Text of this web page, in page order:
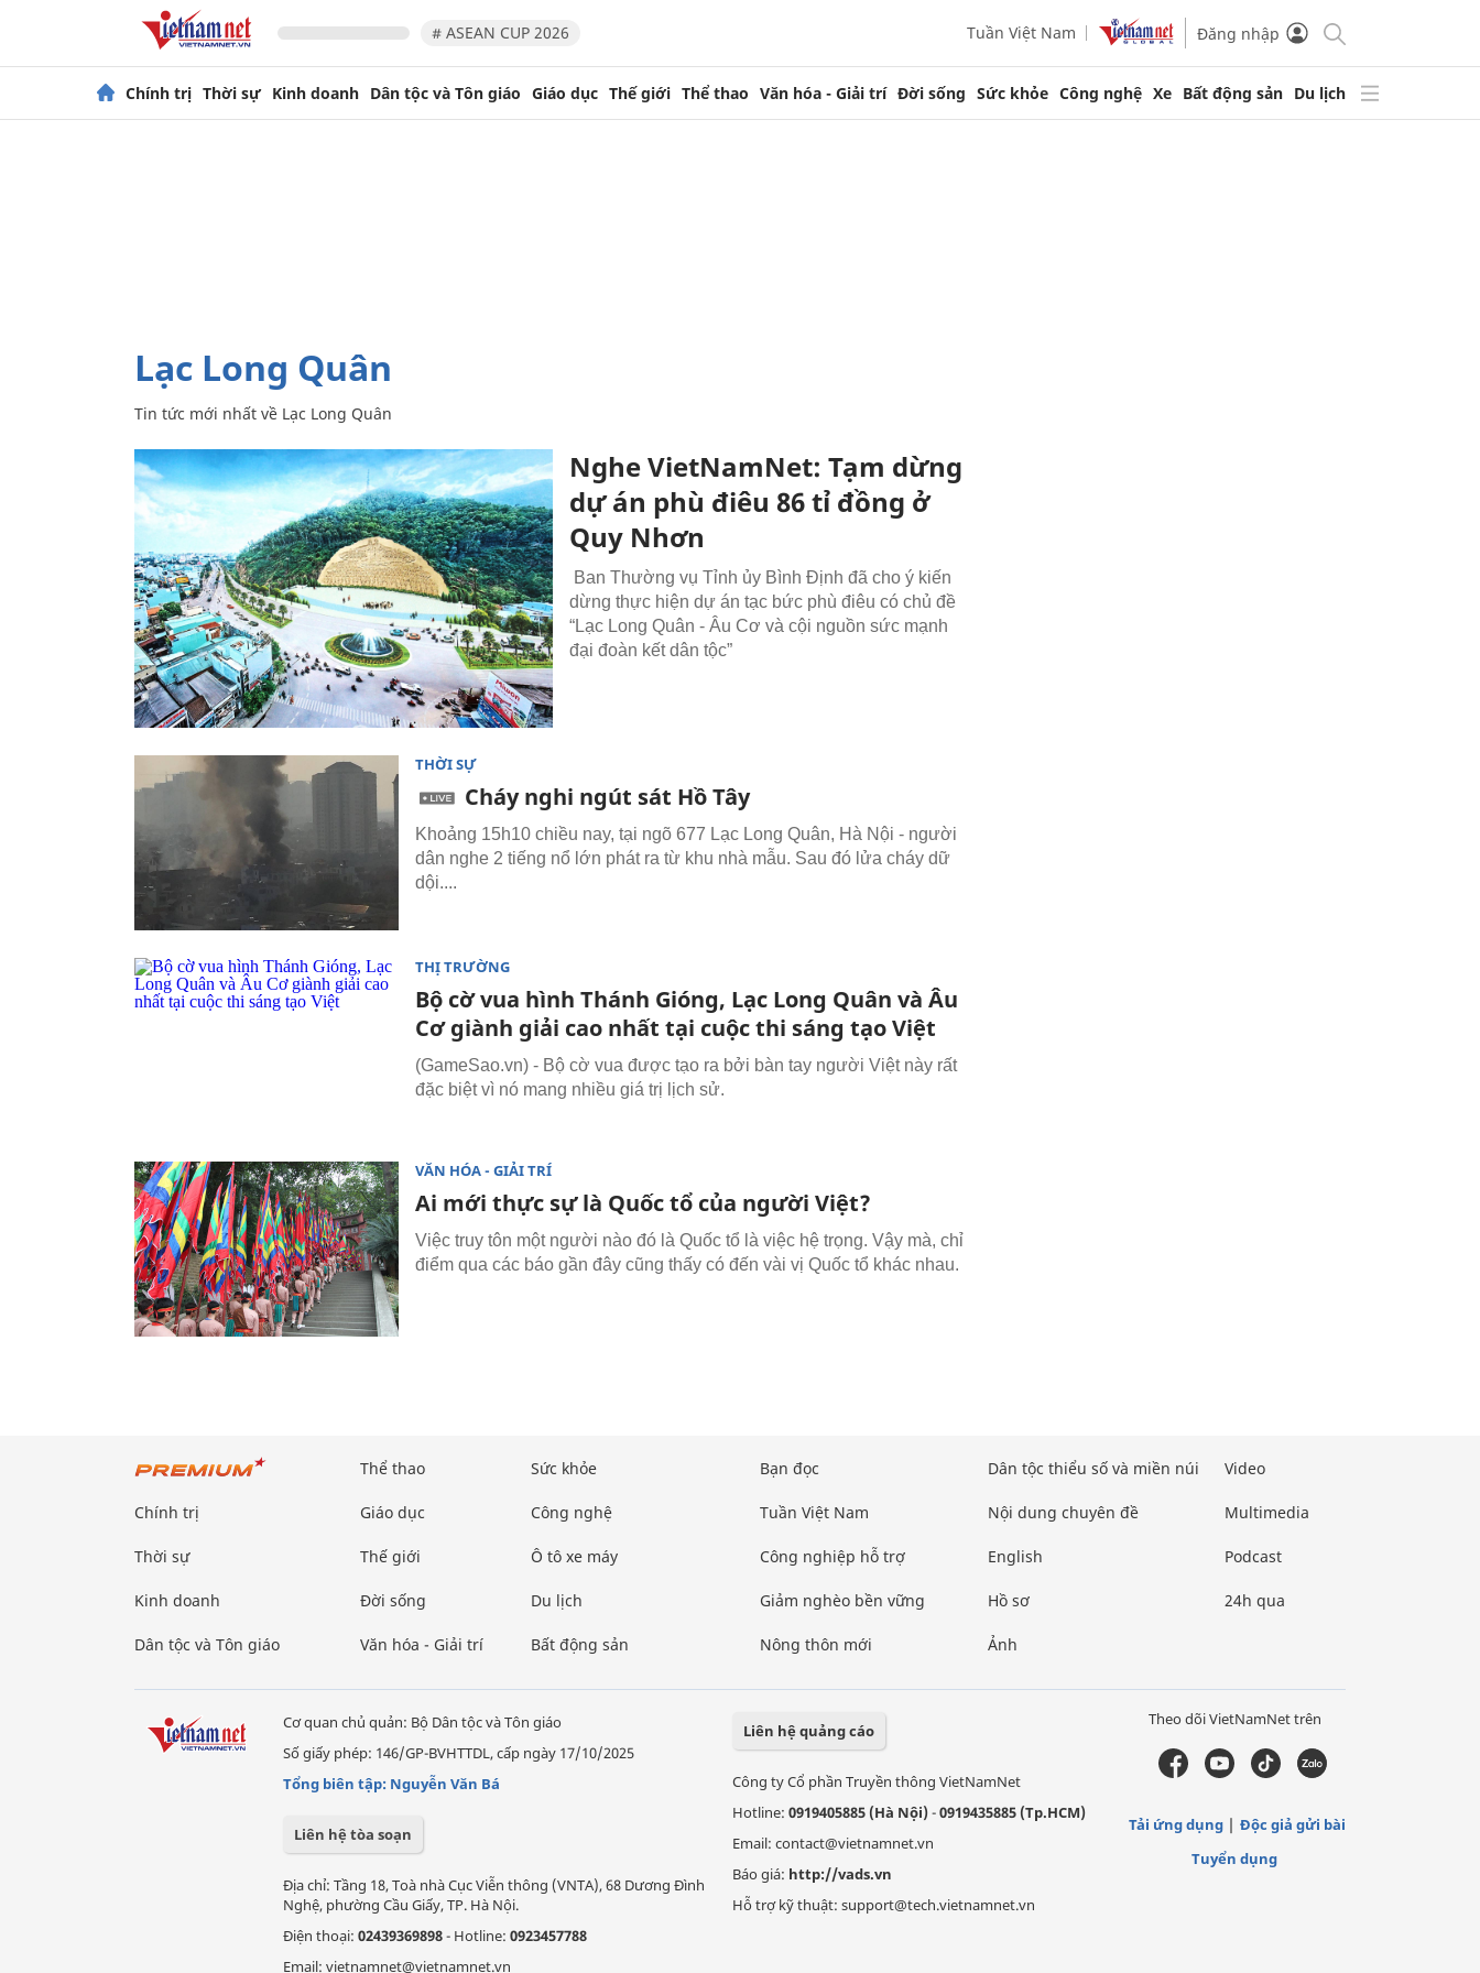
# ASEAN CUP 2026 Tuần Việt Nam Đăng nhập
Chính trị Thời sự Kinh doanh Dân tộc và Tôn giáo Giáo dục Thế giới Thể thao Văn hóa - Giải trí Đời sống Sức khỏe Công nghệ Xe Bất động sản Du lịch
Lạc Long Quân
Tin tức mới nhất về Lạc Long Quân
Nghe VietNamNet: Tạm dừng
dự án phù điêu 86 tỉ đồng ở
Quy Nhơn
Ban Thường vụ Tỉnh ủy Bình Định đã cho ý kiến
dừng thực hiện dự án tạc bức phù điêu có chủ đề
“Lạc Long Quân - Âu Cơ và cội nguồn sức mạnh
đại đoàn kết dân tộc”
THỜI SỰ
Cháy nghi ngút sát Hồ Tây
Khoảng 15h10 chiều nay, tại ngõ 677 Lạc Long Quân, Hà Nội - người
dân nghe 2 tiếng nổ lớn phát ra từ khu nhà mẫu. Sau đó lửa cháy dữ
dội....
THỊ TRƯỜNG
Bộ cờ vua hình Thánh Gióng, Lạc Long Quân và Âu
Cơ giành giải cao nhất tại cuộc thi sáng tạo Việt
(GameSao.vn) - Bộ cờ vua được tạo ra bởi bàn tay người Việt này rất
đặc biệt vì nó mang nhiều giá trị lịch sử.
VĂN HÓA - GIẢI TRÍ
Ai mới thực sự là Quốc tổ của người Việt?
Việc truy tôn một người nào đó là Quốc tổ là việc hệ trọng. Vậy mà, chỉ
điểm qua các báo gần đây cũng thấy có đến vài vị Quốc tổ khác nhau.
Chính trị
Thời sự
Kinh doanh
Dân tộc và Tôn giáo
Thể thao
Giáo dục
Thế giới
Đời sống
Văn hóa - Giải trí
Sức khỏe
Công nghệ
Ô tô xe máy
Du lịch
Bất động sản
Bạn đọc
Tuần Việt Nam
Công nghiệp hỗ trợ
Giảm nghèo bền vững
Nông thôn mới
Dân tộc thiểu số và miền núi
Nội dung chuyên đề
English
Hồ sơ
Ảnh
Video
Multimedia
Podcast
24h qua
Cơ quan chủ quản: Bộ Dân tộc và Tôn giáo
Số giấy phép: 146/GP-BVHTTDL, cấp ngày 17/10/2025
Tổng biên tập: Nguyễn Văn Bá
Liên hệ tòa soạn
Địa chỉ: Tầng 18, Toà nhà Cục Viễn thông (VNTA), 68 Dương Đình
Nghệ, phường Cầu Giấy, TP. Hà Nội.
Điện thoại: 02439369898- Hotline: 0923457788
Email: vietnamnet@vietnamnet.vn
Liên hệ quảng cáo
Công ty Cổ phần Truyền thông VietNamNet
Hotline: 0919405885 (Hà Nội)-0919435885 (Tp.HCM)
Email: contact@vietnamnet.vn
Báo giá: http://vads.vn
Hỗ trợ kỹ thuật: support@tech.vietnamnet.vn
Theo dõi VietNamNet trên
Tải ứng dụng
Độc giả gửi bài
Tuyển dụng